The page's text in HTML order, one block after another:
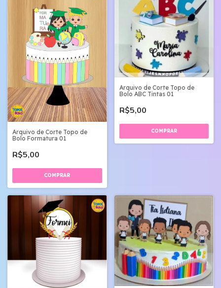
Arquivo de Corte Topo de
Bolo Formatura 01
R$5,00
Arquivo de Corte Topo de
Bolo ABC Tintas 01
R$5,00